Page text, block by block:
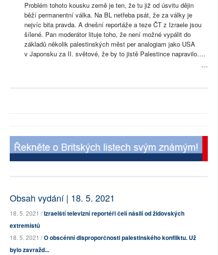
Problém tohoto kousku země je ten, že tu již od úsvitu dějin
běží permanentní válka. Na BL netřeba psát, že za války je
nejvíc bita pravda. A dnešní reportáže a teze ČT z Izraele jsou
šílené. Pan moderátor lituje toho, že není možné vypálit do
základů několik palestinských měst per analogiam jako USA
v Japonsku za II. světové, že by to jistě Palestince napravilo….
Obsah vydání | 18. 5. 2021
18. 5. 2021 /Izraelští televizní reportéři čelí násilí od židovských
extremistů
18. 5. 2021 /O obscénní disproporčnosti palestinského konfliktu. Už
bylo zavražd...